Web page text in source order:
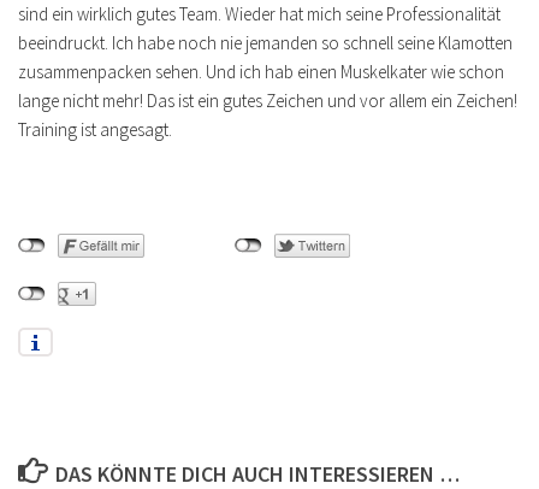
sind ein wirklich gutes Team. Wieder hat mich seine Professionalität
beeindruckt. Ich habe noch nie jemanden so schnell seine Klamotten
zusammenpacken sehen. Und ich hab einen Muskelkater wie schon
lange nicht mehr! Das ist ein gutes Zeichen und vor allem ein Zeichen!
Training ist angesagt.
DAS KÖNNTE DICH AUCH INTERESSIEREN …